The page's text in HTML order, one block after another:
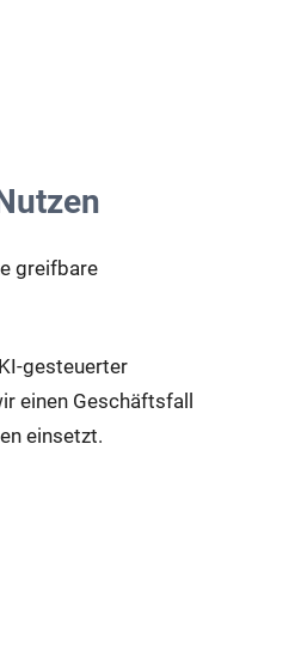
greifbare
gesteuerter
einen Geschäftsfall
einsetzt.